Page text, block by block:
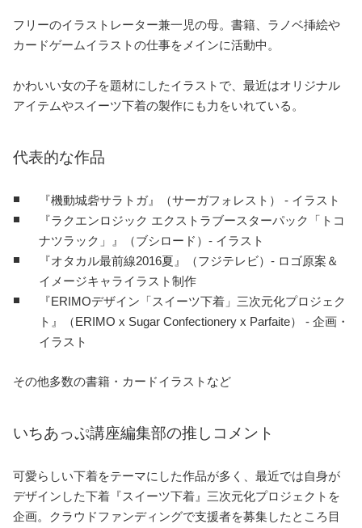
フリーのイラストレーター兼一児の母。書籍、ラノベ挿絵や
カードゲームイラストの仕事をメインに活動中。
かわいい女の子を題材にしたイラストで、最近はオリジナル
アイテムやスイーツ下着の製作にも力をいれている。
代表的な作品
『機動城砦サラトガ』（サーガフォレスト） - イラスト
『ラクエンロジック エクストラブースターパック「トコ
ナツラック」』（ブシロード）- イラスト
『オタカル最前線2016夏』（フジテレビ）- ロゴ原案＆
イメージキャライラスト制作
『ERIMOデザイン「スイーツ下着」三次元化プロジェク
ト』（ERIMO x Sugar Confectionery x Parfaite） - 企画・
イラスト
その他多数の書籍・カードイラストなど
いちあっぷ講座編集部の推しコメント
可愛らしい下着をテーマにした作品が多く、最近では自身が
デザインした下着『スイーツ下着』三次元化プロジェクトを
企画。クラウドファンディングで支援者を募集したところ目